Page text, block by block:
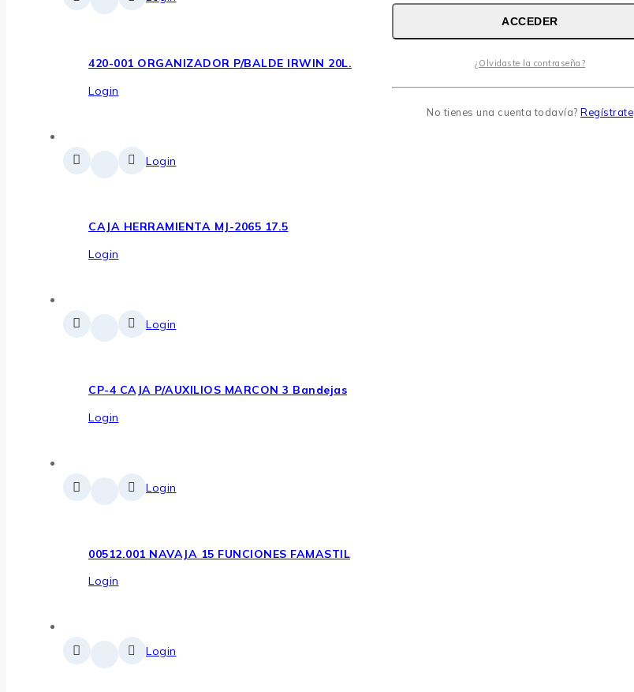
420-001 ORGANIZADOR P/BALDE IRWIN 20L.
Login
Login
CAJA HERRAMIENTA MJ-2065 17.5
Login
Login
CP-4 CAJA P/AUXILIOS MARCON 3 Bandejas
Login
Login
00512.001 NAVAJA 15 FUNCIONES FAMASTIL
Login
Login
ACCEDER
¿Olvidaste la contraseña?
No tienes una cuenta todavía? Regístrate